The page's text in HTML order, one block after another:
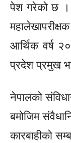
पेश गरेको छ ।
महालेखापरीक्षक
आर्थिक वर्ष
प्रदेश प्रमुख
नेपालको
बमोजिम
कारबाहीको